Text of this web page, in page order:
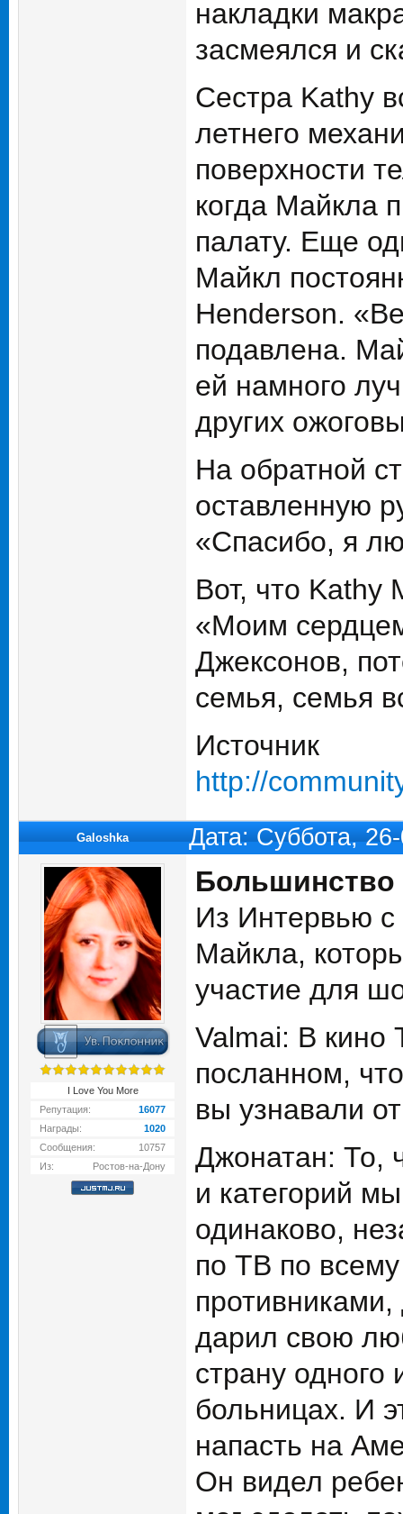
накладки
засмеялся и
Сестра Kathy
летнего
поверхности
когда Майкла
палату. Еще
Майкл
Henderson.
подавлена.
ей намного
других
На обратной
оставленную
«Спасибо, я
Вот, что Kathy
«Моим
Джексонов,
семья, семья
Источник
http://
Galoshka Дата: Суббота,
I Love You More
Репутация:
16077
Награды:
1020
Сообщения:
10757
Из:
Ростов-на-Дону
Большинство
Из Интервью
Майкла,
участие для
Valmai: В кино
посланном,
вы узнавали
Джонатан: То,
и категорий
одинаково,
по ТВ по
дарил свою
страну
больницах. И
напасть на
Он видел